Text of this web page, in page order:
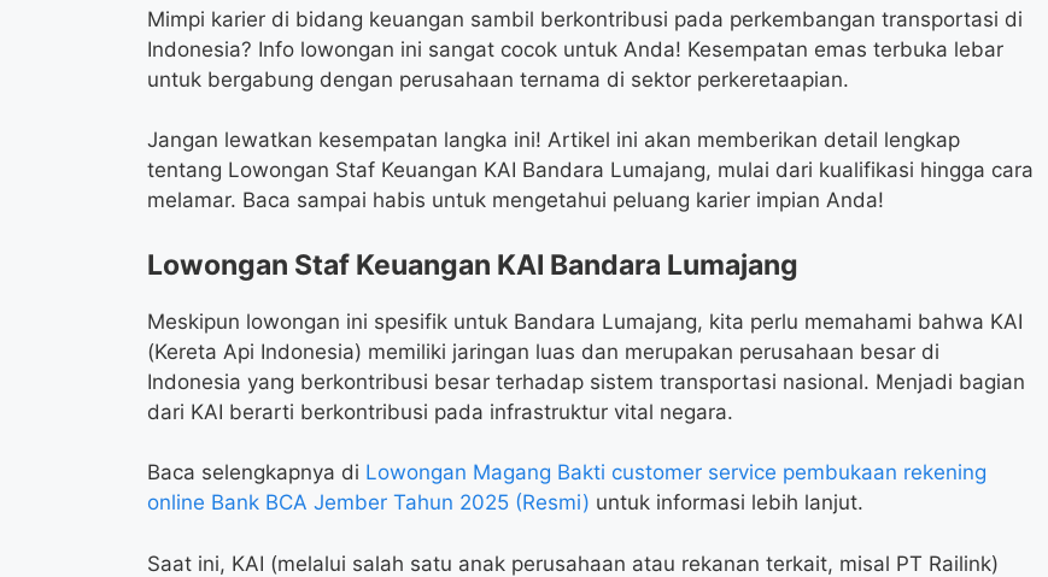
Mimpi karier di bidang keuangan sambil berkontribusi pada perkembangan transportasi di
Indonesia? Info lowongan ini sangat cocok untuk Anda! Kesempatan emas terbuka lebar
untuk bergabung dengan perusahaan ternama di sektor perkeretaapian.
Jangan lewatkan kesempatan langka ini! Artikel ini akan memberikan detail lengkap
tentang Lowongan Staf Keuangan KAI Bandara Lumajang, mulai dari kualifikasi hingga cara
melamar. Baca sampai habis untuk mengetahui peluang karier impian Anda!
Lowongan Staf Keuangan KAI Bandara Lumajang
Meskipun lowongan ini spesifik untuk Bandara Lumajang, kita perlu memahami bahwa KAI
(Kereta Api Indonesia) memiliki jaringan luas dan merupakan perusahaan besar di
Indonesia yang berkontribusi besar terhadap sistem transportasi nasional. Menjadi bagian
dari KAI berarti berkontribusi pada infrastruktur vital negara.
Baca selengkapnya di Lowongan Magang Bakti customer service pembukaan rekening
online Bank BCA Jember Tahun 2025 (Resmi) untuk informasi lebih lanjut.
Saat ini, KAI (melalui salah satu anak perusahaan atau rekanan terkait, misal PT Railink)